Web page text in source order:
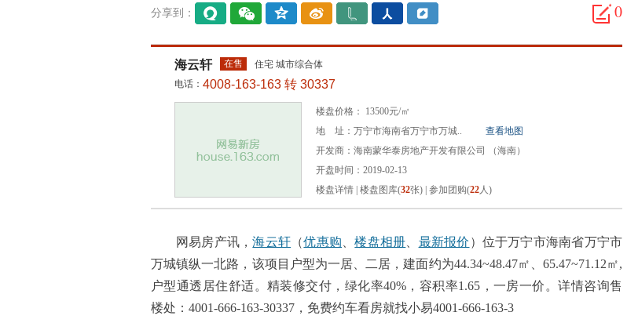
0
分享到：
间
海云轩 在售
住宅 城市综合体
电话： 4008-163-163 转 30337
楼盘价格： 13500元/㎡
地 址：万宁市海南省万宁市万城..
查看地图
开发商：海南蒙华泰房地产开发有限公司 （海南）
开盘时间：2019-02-13
楼盘详情 楼盘图库(32张) 参加团购(22人)
网易房产讯，海云轩 （优惠购 、楼盘相册 最新报价 ）位于万宁市海南省万宁市
万城镇纵一北路，该项目户型为一居、二居，建面约为44.34~48.47㎡、65.47~71.12㎡,
户型通透居住舒适。精装修交付，绿化率40%，容积率1.65，一房一价。详情咨询售
楼处：4001-666-163-30337，免费约车看房就找小易4001-666-163-3